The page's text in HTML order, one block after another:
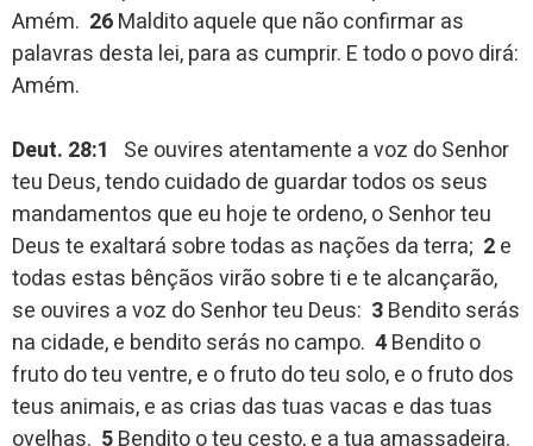
Amém. 26Maldito aquele que não confirmar as
palavras desta lei, para as cumprir. E todo o povo dirá:
Amém.
Deut. 28:1 Se ouvires atentamente a voz do Senhor
teu Deus, tendo cuidado de guardar todos os seus
mandamentos que eu hoje te ordeno, o Senhor teu
Deus te exaltará sobre todas as nações da terra; 2e
todas estas bênçãos virão sobre ti e te alcançarão,
se ouvires a voz do Senhor teu Deus: 3Bendito serás
na cidade, e bendito serás no campo. 4Bendito o
fruto do teu ventre, e o fruto do teu solo, e o fruto dos
teus animais, e as crias das tuas vacas e das tuas
ovelhas. 5Bendito o teu cesto, e a tua amassadeira.